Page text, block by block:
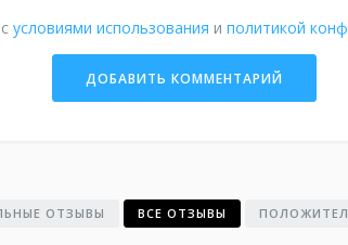
условиями использования и политикой
ОТЗЫВЫ ВСЕ ОТЗЫВЫ